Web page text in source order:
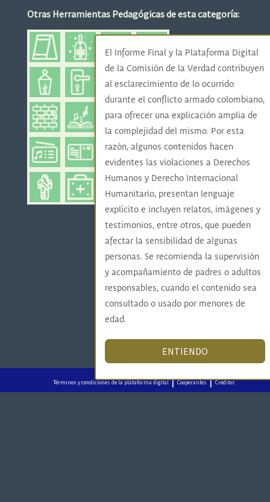
Otras Herramientas Pedagógicas de esta categoría:
Términos y condiciones de la plataforma digital|Cooperantes|Créditos
El Informe Final y la Plataforma Digital
de la Comisión de la Verdad contribuyen
al esclarecimiento de lo ocurrido
durante el conflicto armado colombiano,
para ofrecer una explicación amplia de
la complejidad del mismo. Por esta
razón, algunos contenidos hacen
evidentes las violaciones a Derechos
Humanos y Derecho Internacional
Humanitario, presentan lenguaje
explícito e incluyen relatos, imágenes y
testimonios, entre otros, que pueden
afectar la sensibilidad de algunas
personas. Se recomienda la supervisión
y acompañamiento de padres o adultos
responsables, cuando el contenido sea
consultado o usado por menores de
edad.
ENTIENDO